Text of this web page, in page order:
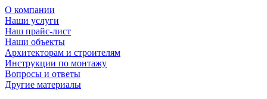
О компании
Наши услуги
Наш прайс-лист
Наши объекты
Архитекторам и строителям
Инструкции по монтажу
Вопросы и ответы
Другие материалы